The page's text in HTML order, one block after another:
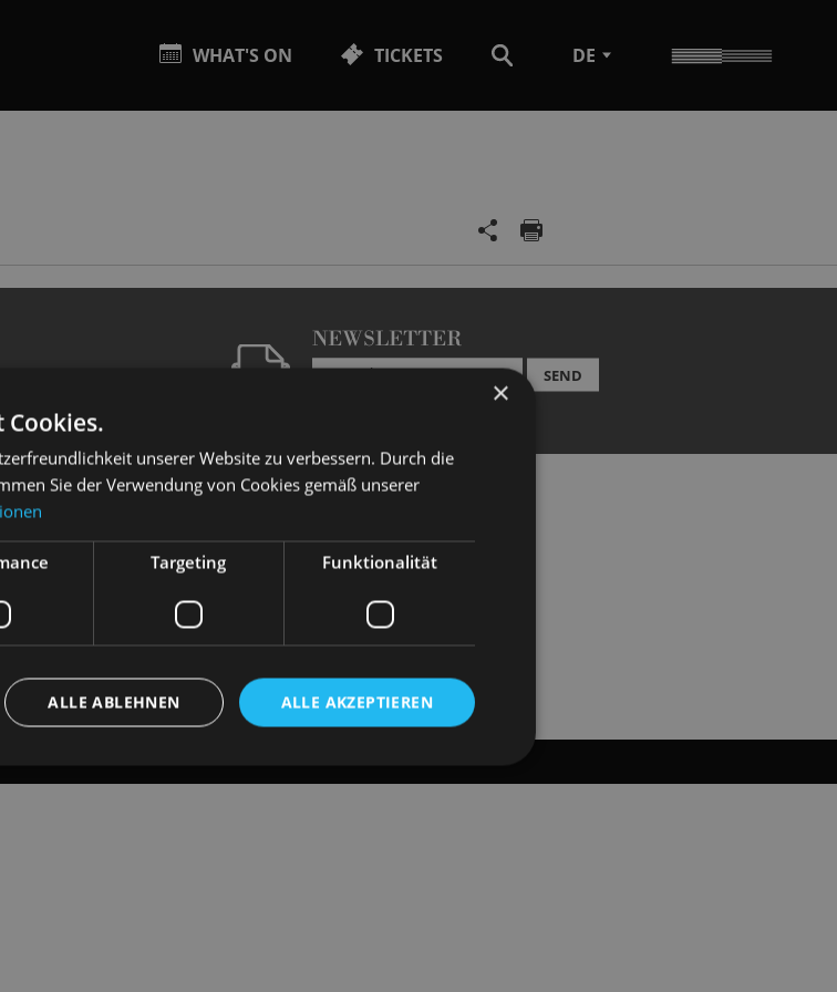
WHAT'S ON TICKETS DE
NEWSLETTER
SEND
×
Cookies.
unserer Website zu verbessern. Durch die
Sie der Verwendung von Cookies gemäß unserer
Targeting Funktionalität
ALLE AKZEPTIEREN
ALLE ABLEHNEN